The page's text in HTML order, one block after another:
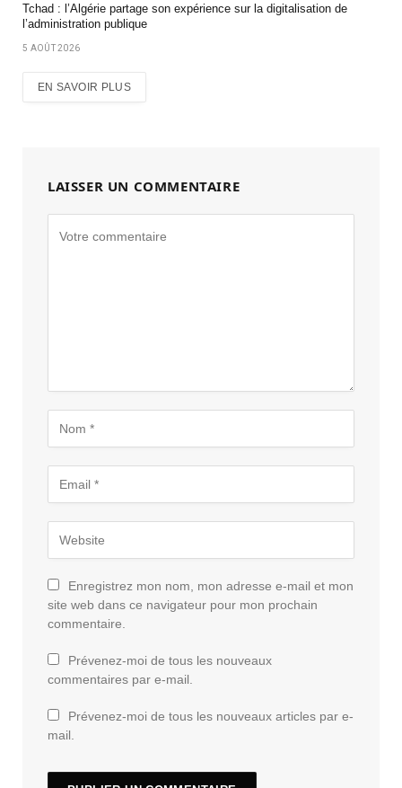
Tchad : l’Algérie partage son expérience sur la digitalisation de
l’administration publique
5 AOÛT 2026
EN SAVOIR PLUS
LAISSER UN COMMENTAIRE
Enregistrez mon nom, mon adresse e-mail et mon
site web dans ce navigateur pour mon prochain
commentaire.
Prévenez-moi de tous les nouveaux
commentaires par e-mail.
Prévenez-moi de tous les nouveaux articles par e-
mail.